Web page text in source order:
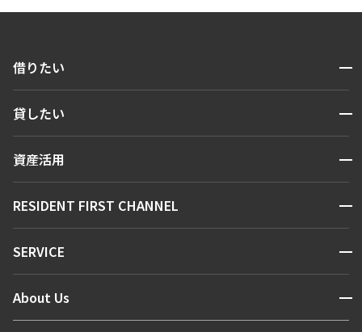
借りたい 開閉
人気エリアから探す
新着情報から探す
新着募集情報
貸したい 開閉
お問い合わせ
資産活用 開閉
お問い合わせ
RESIDENT FIRST CHANNEL 開閉
マンションレポート
住まいのコラム
SERVICE 開閉
会員ページ
About Us 開閉